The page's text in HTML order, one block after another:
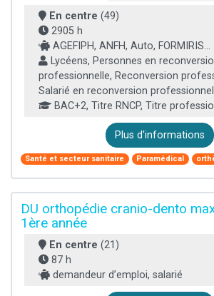
En centre (49)
2905 h
AGEFIPH, ANFH, Auto, FORMIRIS...
Lycéens, Personnes en
professionnelle, Reconversion
Salarié en reconversion
BAC+2, Titre RNCP, Titre
Plus d'informations
Santé et secteur sanitaire Paramédical
DU orthopédie cranio-dento
1ère année
En centre (21)
87 h
demandeur d’emploi, salarié